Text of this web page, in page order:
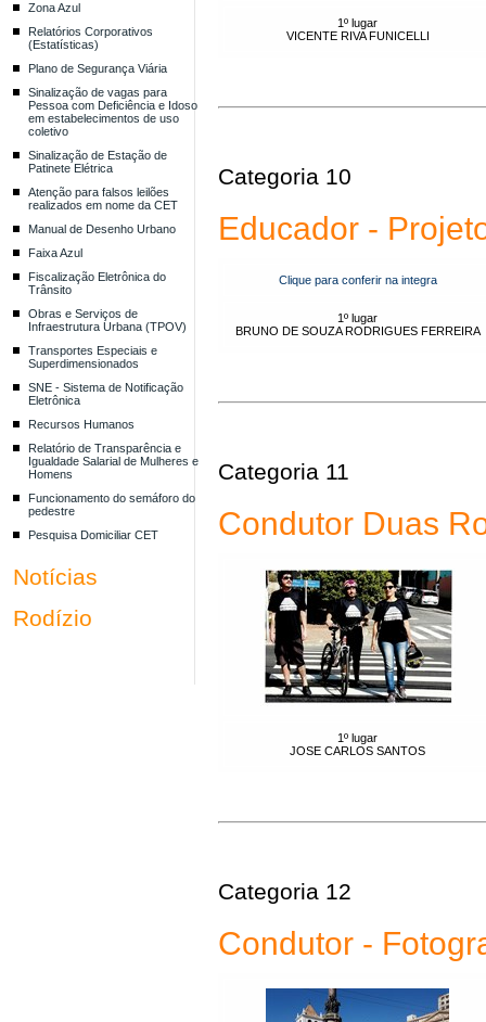
Zona Azul
Relatórios Corporativos
(Estatísticas)
Plano de Segurança Viária
Sinalização de vagas para
Pessoa com Deficiência e Idoso
em estabelecimentos de uso
coletivo
Sinalização de Estação de
Patinete Elétrica
Atenção para falsos leilões
realizados em nome da CET
Manual de Desenho Urbano
Faixa Azul
Fiscalização Eletrônica do
Trânsito
Obras e Serviços de
Infraestrutura Urbana (TPOV)
Transportes Especiais e
Superdimensionados
SNE - Sistema de Notificação
Eletrônica
Recursos Humanos
Relatório de Transparência e
Igualdade Salarial de Mulheres e
Homens
Funcionamento do semáforo do
pedestre
Pesquisa Domiciliar CET
Notícias
Rodízio
1º lugar
VICENTE RIVA FUNICELLI
Categoria 10
Educador -
Clique para conferir na integra
1º lugar
BRUNO DE SOUZA RODRIGUES FERREIRA
Categoria 11
Condutor Duas
1º lugar
JOSE CARLOS SANTOS
Categoria 12
Condutor -